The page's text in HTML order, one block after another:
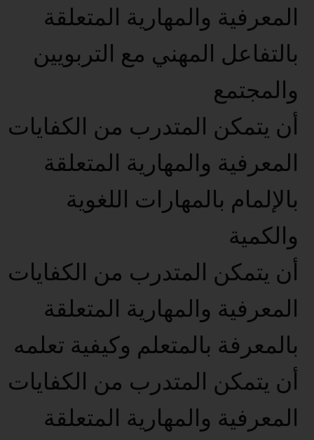
المعرفية والمهارية المتعلقة
بالتفاعل المهني مع التربويين
والمجتمع
أن يتمكن المتدرب من الكفايات
المعرفية والمهارية المتعلقة
بالإلمام بالمهارات اللغوية
والكمية
أن يتمكن المتدرب من الكفايات
المعرفية والمهارية المتعلقة
بالمعرفة بالمتعلم وكيفية تعلمه
أن يتمكن المتدرب من الكفايات
المعرفية والمهارية المتعلقة